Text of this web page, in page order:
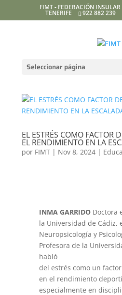
FIMT - FEDERACIÓN
TENERIFE 922 882 239
Seleccionar página
EL ESTRÉS COMO FACTOR
EL RENDIMIENTO EN LA
por FIMT| Nov 8, 2024|
INMA GARRIDO Doctora
la Universidad de Cádiz,
Neuropsicología y
Profesora de la
habló
del estrés como un
en el rendimiento
especialmente en